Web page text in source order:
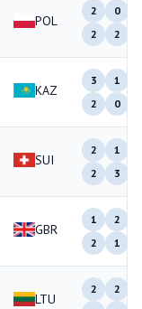
POL
2
0
2
2
KAZ
3
1
2
0
SUI
2
1
2
3
GBR
1
2
2
1
LTU
2
2